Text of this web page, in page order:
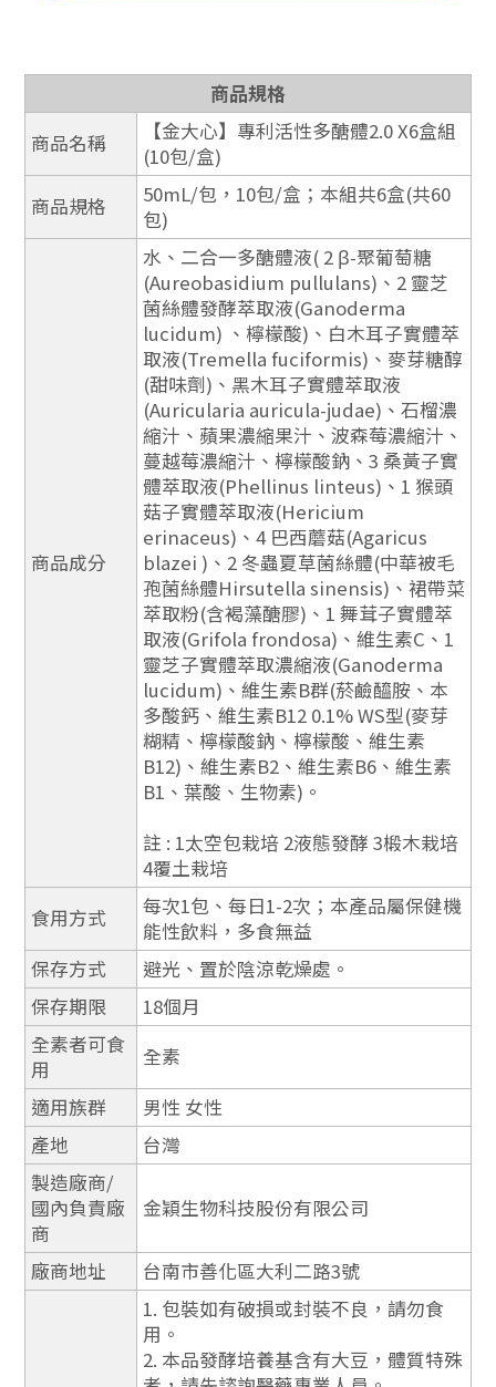
商品規格
商品名稱
【金大心】專利活性多醣體2.0 X6盒組
(10包/盒)
商品規格
50mL/包，10包/盒；本組共6盒(共60
包)
商品成分
水、二合一多醣體液( 2 β-聚葡萄糖
(Aureobasidium pullulans)、2 靈芝
菌絲體發酵萃取液(Ganoderma
lucidum) 、檸檬酸)、白木耳子實體萃
取液(Tremella fuciformis)、麥芽糖醇
(甜味劑)、黑木耳子實體萃取液
(Auricularia auricula-judae)、石榴濃
縮汁、蘋果濃縮果汁、波森莓濃縮汁、
蔓越莓濃縮汁、檸檬酸鈉、3 桑黃子實
體萃取液(Phellinus linteus)、1 猴頭
菇子實體萃取液(Hericium
erinaceus)、4 巴西蘑菇(Agaricus
blazei )、2 冬蟲夏草菌絲體(中華被毛
孢菌絲體Hirsutella sinensis)、裙帶菜
萃取粉(含褐藻醣膠)、1 舞茸子實體萃
取液(Grifola frondosa)、維生素C、1
靈芝子實體萃取濃縮液(Ganoderma
lucidum)、維生素B群(菸鹼醯胺、本
多酸鈣、維生素B12 0.1% WS型(麥芽
糊精、檸檬酸鈉、檸檬酸、維生素
B12)、維生素B2、維生素B6、維生素
B1、葉酸、生物素)。
註 : 1太空包栽培 2液態發酵 3椴木栽培
4覆土栽培
食用方式
每次1包、每日1-2次；本產品屬保健機
能性飲料，多食無益
保存方式
避光、置於陰涼乾燥處。
保存期限
18個月
全素者可食
用
全素
適用族群
男性 女性
產地
台灣
製造廠商/
國內負責廠
商
金穎生物科技股份有限公司
廠商地址
台南市善化區大利二路3號
1. 包裝如有破損或封裝不良，請勿食
用。
2. 本品發酵培養基含有大豆，體質特殊